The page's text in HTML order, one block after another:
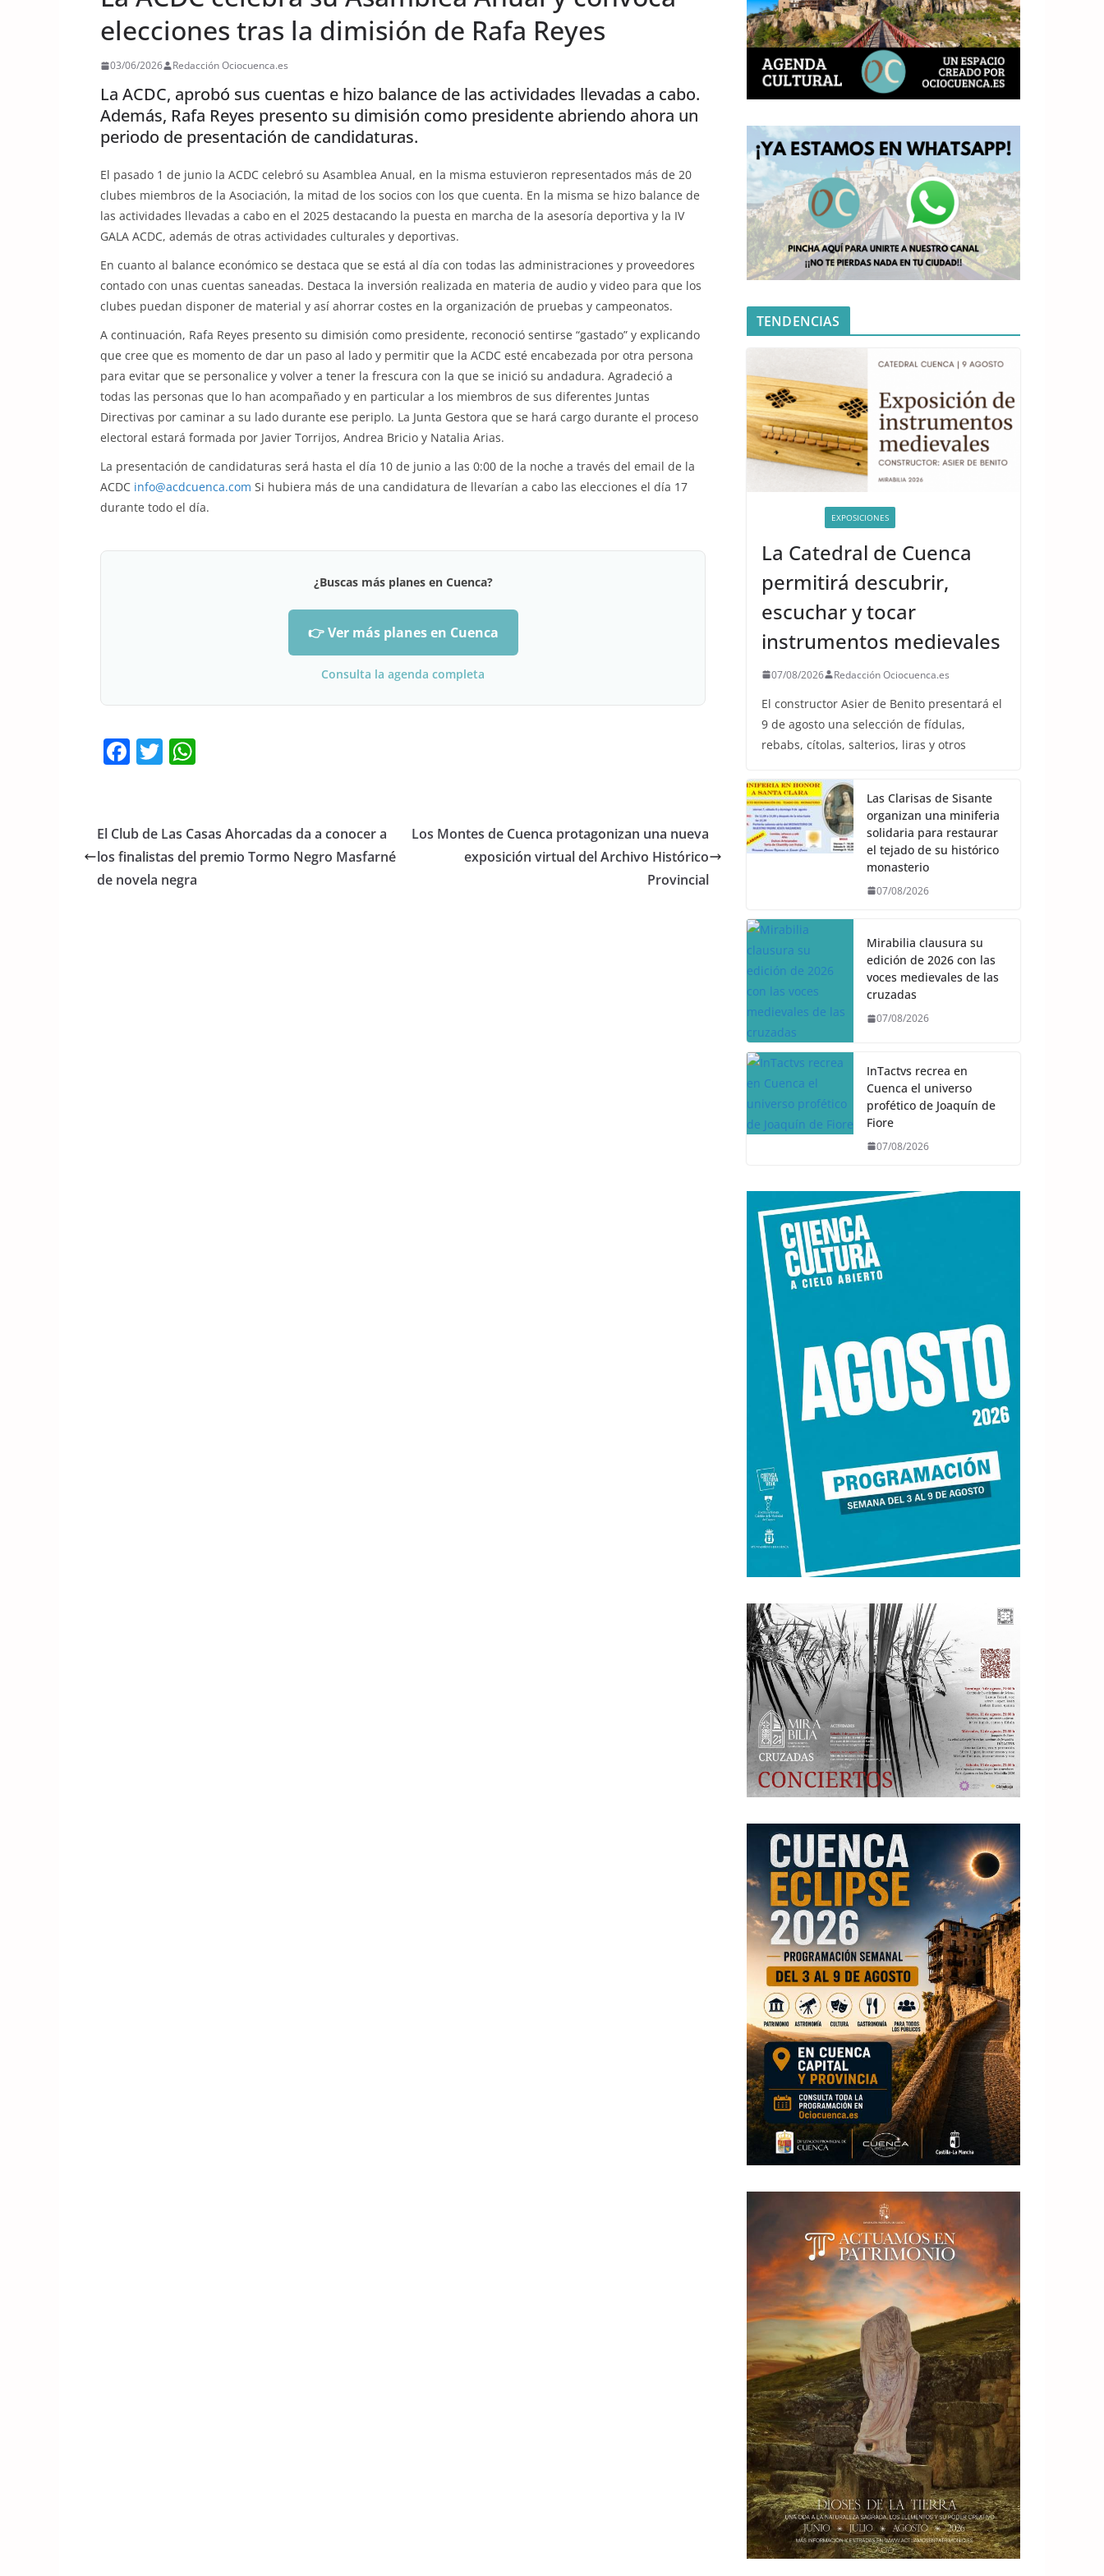
elecciones tras la dimisión de Rafa Reyes
03/06/2026 Redacción Ociocuenca.es
La ACDC, aprobó sus cuentas e hizo balance de las actividades llevadas a cabo.
Además, Rafa Reyes presento su dimisión como presidente abriendo ahora un
periodo de presentación de candidaturas.
El pasado 1 de junio la ACDC celebró su Asamblea Anual, en la misma estuvieron representados más de 20
clubes miembros de la Asociación, la mitad de los socios con los que cuenta. En la misma se hizo balance de
las actividades llevadas a cabo en el 2025 destacando la puesta en marcha de la asesoría deportiva y la IV
GALA ACDC, además de otras actividades culturales y deportivas.
En cuanto al balance económico se destaca que se está al día con todas las administraciones y proveedores
contado con unas cuentas saneadas. Destaca la inversión realizada en materia de audio y video para que los
clubes puedan disponer de material y así ahorrar costes en la organización de pruebas y campeonatos.
A continuación, Rafa Reyes presento su dimisión como presidente, reconoció sentirse “gastado” y explicando
que cree que es momento de dar un paso al lado y permitir que la ACDC esté encabezada por otra persona
para evitar que se personalice y volver a tener la frescura con la que se inició su andadura. Agradeció a
todas las personas que lo han acompañado y en particular a los miembros de sus diferentes Juntas
Directivas por caminar a su lado durante ese periplo. La Junta Gestora que se hará cargo durante el proceso
electoral estará formada por Javier Torrijos, Andrea Bricio y Natalia Arias.
La presentación de candidaturas será hasta el día 10 de junio a las 0:00 de la noche a través del email de la
ACDC info@acdcuenca.com Si hubiera más de una candidatura de llevarían a cabo las elecciones el día 17
durante todo el día.
¿Buscas más planes en Cuenca?
👉 Ver más planes en Cuenca
Consulta la agenda completa
F
e
b
o
T
er s
A
p
El Club de Las Casas Ahorcadas da a conocer a
los finalistas del premio Tormo Negro Masfarné
de novela negra
Los Montes de Cuenca protagonizan una nueva
exposición virtual del Archivo Histórico
Provincial
TENDENCIAS
EXPOSICIONES
La Catedral de Cuenca
permitirá descubrir,
escuchar y tocar
instrumentos medievales
07/08/2026 Redacción Ociocuenca.es
El constructor Asier de Benito presentará el
9 de agosto una selección de fídulas,
rebabs, cítolas, salterios, liras y otros
Las Clarisas de Sisante
organizan una miniferia
solidaria para restaurar
el tejado de su histórico
monasterio
07/08/2026
Mirabilia clausura su
edición de 2026 con las
voces medievales de las
cruzadas
07/08/2026
InTactvs recrea en
Cuenca el universo
profético de Joaquín de
Fiore
07/08/2026